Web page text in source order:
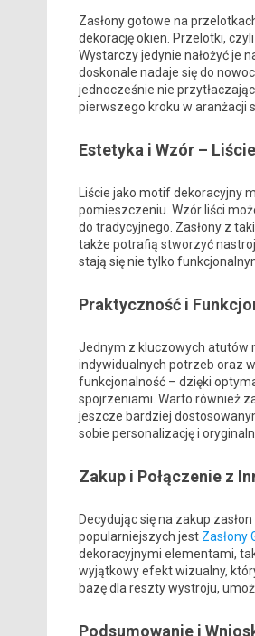
Zasłony gotowe na
dekorację okien. Przelotki,
Wystarczy jedynie nałożyć je
doskonale nadaje się do
jednocześnie nie
pierwszego kroku w aranżacji
Estetyka i Wzór –
Liście jako motif dekoracyjny
pomieszczeniu. Wzór liści
do tradycyjnego. Zasłony z
także potrafią stworzyć
stają się nie tylko
Praktyczność i
Jednym z kluczowych atutów
indywidualnych potrzeb oraz
funkcjonalność – dzięki
spojrzeniami. Warto również
jeszcze bardziej
sobie personalizację i
Zakup i Połączenie z
Decydując się na zakup
popularniejszych jest Zasłony
dekoracyjnymi elementami,
wyjątkowy efekt wizualny,
bazę dla reszty wystroju,
Podsumowanie i